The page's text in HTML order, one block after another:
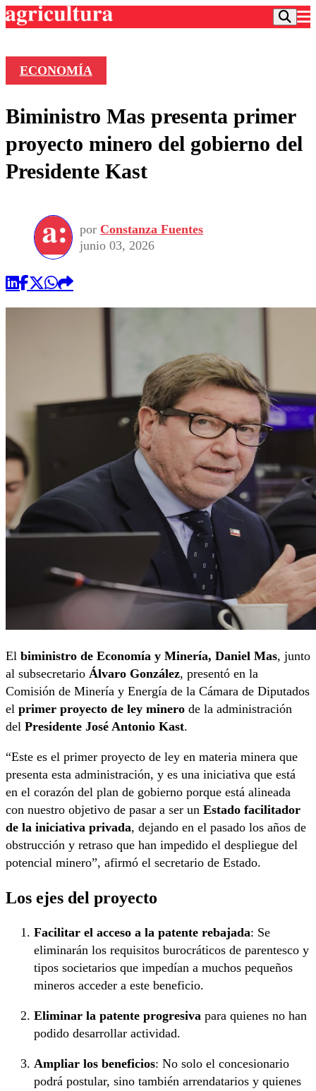
Frecuencias
Agricultura TV
Deportes
Colo Colo
Seleccion Chilena
Torneo Internacional
Universidad de Chile
Entretención
Economía
Internacional
Sustentabilidad
Publicaciones en medios
Opinión
ECONOMÍA
Biministro Mas presenta primer
proyecto minero del gobierno del
Presidente Kast
por Constanza Fuentes
junio 03, 2026
El biministro de Economía y Minería, Daniel Mas, junto
al subsecretario Álvaro González, presentó en la
Comisión de Minería y Energía de la Cámara de Diputados
el primer proyecto de ley minero de la administración
del Presidente José Antonio Kast.
“Este es el primer proyecto de ley en materia minera que
presenta esta administración, y es una iniciativa que está
en el corazón del plan de gobierno porque está alineada
con nuestro objetivo de pasar a ser un Estado facilitador
de la iniciativa privada, dejando en el pasado los años de
obstrucción y retraso que han impedido el despliegue del
potencial minero”, afirmó el secretario de Estado.
Los ejes del proyecto
Facilitar el acceso a la patente rebajada: Se
eliminarán los requisitos burocráticos de parentesco y
tipos societarios que impedían a muchos pequeños
mineros acceder a este beneficio.
Eliminar la patente progresiva para quienes no han
podido desarrollar actividad.
Ampliar los beneficios: No solo el concesionario
podrá postular, sino también arrendatarios y quienes